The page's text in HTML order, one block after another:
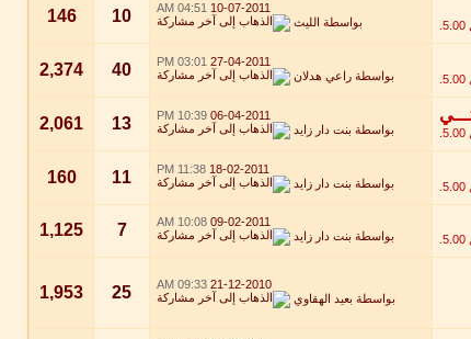
10-07-2011
04:51 AM
بواسطة الليث 10
146
27-04-2011
03:01 PM
بواسطة راعي هدلان 40
2,374
06-04-2011
10:39 PM
بواسطة بنت دار زايد 13
2,061
18-02-2011
11:38 PM
بواسطة بنت دار زايد 11
160
09-02-2011
10:08 AM
بواسطة بنت دار زايد 7
1,125
21-12-2010
09:33 AM
بواسطة بعيد الهقاوي 25
1,953